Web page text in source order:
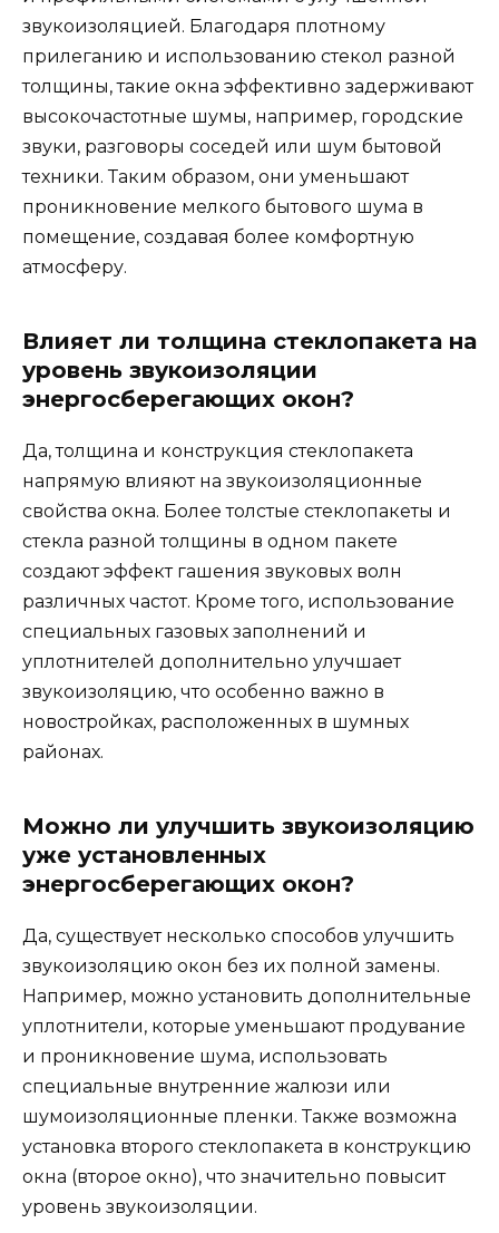
звукоизоляцией. Благодаря плотному
прилеганию и использованию стекол разной
толщины, такие окна эффективно задерживают
высокочастотные шумы, например, городские
звуки, разговоры соседей или шум бытовой
техники. Таким образом, они уменьшают
проникновение мелкого бытового шума в
помещение, создавая более комфортную
атмосферу.
Влияет ли толщина стеклопакета на
уровень звукоизоляции
энергосберегающих окон?
Да, толщина и конструкция стеклопакета
напрямую влияют на звукоизоляционные
свойства окна. Более толстые стеклопакеты и
стекла разной толщины в одном пакете
создают эффект гашения звуковых волн
различных частот. Кроме того, использование
специальных газовых заполнений и
уплотнителей дополнительно улучшает
звукоизоляцию, что особенно важно в
новостройках, расположенных в шумных
районах.
Можно ли улучшить звукоизоляцию
уже установленных
энергосберегающих окон?
Да, существует несколько способов улучшить
звукоизоляцию окон без их полной замены.
Например, можно установить дополнительные
уплотнители, которые уменьшают продувание
и проникновение шума, использовать
специальные внутренние жалюзи или
шумоизоляционные пленки. Также возможна
установка второго стеклопакета в конструкцию
окна (второе окно), что значительно повысит
уровень звукоизоляции.